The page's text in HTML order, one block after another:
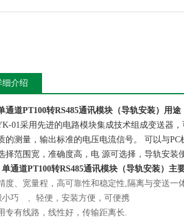
细介绍
通道PT100转RS485通讯模块 （导轨安装）用途
01采用先进的电路模块集成技术组成变送器
的测量，输出标准的电压电流信号。 可以与
择范围宽，准确度高，电 源可选择，导轨安装
单通道PT100转RS485通讯模块 （导轨安装） 主
度、宽量程，高可靠性和稳定性,隔离与变送一
小巧 、轻便，安装方便，可便携
专有线路，线性好，传输距离长.